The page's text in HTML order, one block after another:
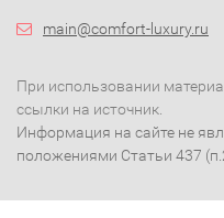
main@comfort-luxury.ru
При использовании
ссылки на источник.
Информация на сайте не
положениями Статьи 437